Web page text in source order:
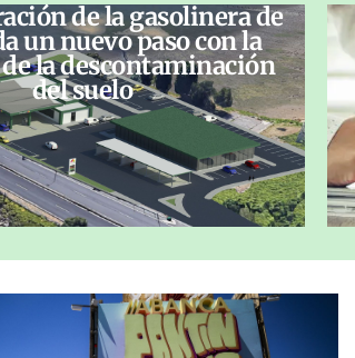
de la gasolinera de
un nuevo paso con la
la descontaminación
del suelo